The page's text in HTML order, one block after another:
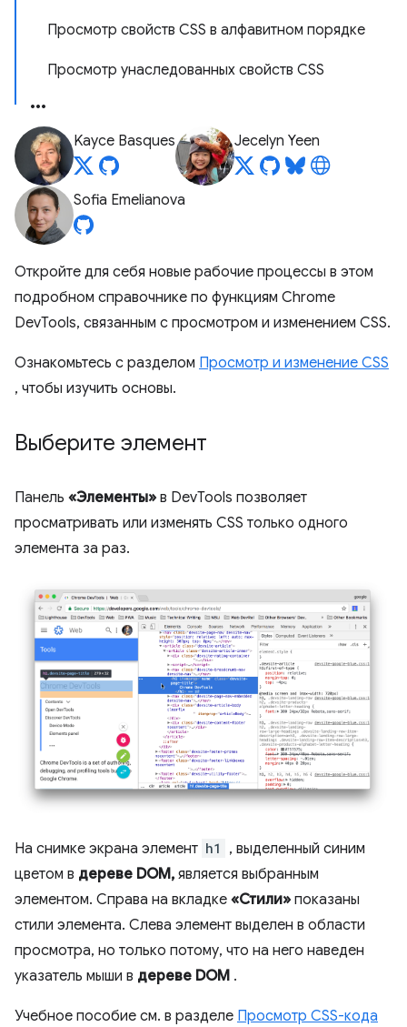
Просмотр свойств CSS в алфавитном порядке
Просмотр унаследованных свойств CSS
Kayce Basques Jecelyn Yeen
Sofia Emelianova
Откройте для себя новые рабочие процессы в этом
подробном справочнике по функциям Chrome
DevTools, связанным с просмотром и изменением CSS.
Ознакомьтесь с разделом Просмотр и изменение CSS
, чтобы изучить основы.
Выберите элемент
Панель «Элементы» в DevTools позволяет
просматривать или изменять CSS только одного
элемента за раз.
На снимке экрана элемент h1
, выделенный синим
цветом в дереве DOM, является выбранным
элементом. Справа на вкладке «Стили» показаны
стили элемента. Слева элемент выделен в области
просмотра, но только потому, что на него наведен
указатель мыши в дереве DOM .
Учебное пособие см. в разделе Просмотр CSS-кода